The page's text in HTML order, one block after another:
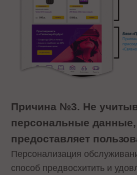
Причина №3. Не
персональные
предоставляет
Персонализация
способ предвосхитить и